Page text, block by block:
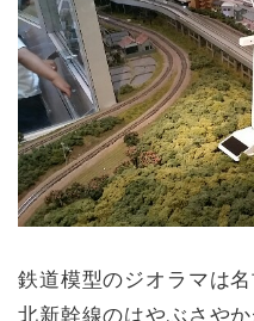
鉄道模型のジオラマは
北新幹線のはやぶさや